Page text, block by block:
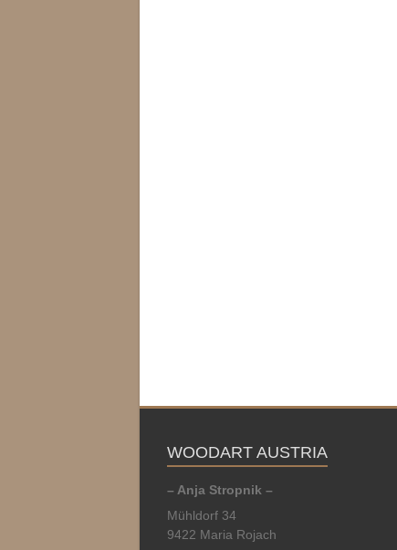
WOODART AUSTRIA
– Anja Stropnik –
Mühldorf 34
9422 Maria Rojach